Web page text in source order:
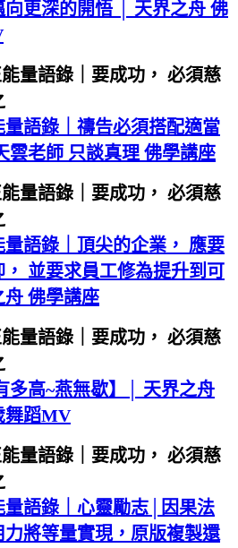
更深的開悟 │ 天界之舟 佛
語錄｜禱告必須搭配適當
雲老師 只談真理 佛學講座
語錄｜頂尖的企業， 應要
並要求員工修為提升到可
佛學講座
多高~燕無歇】│ 天界之舟
舞蹈MV
語錄｜心靈勵志│因果法
將等量實現，原版複製還